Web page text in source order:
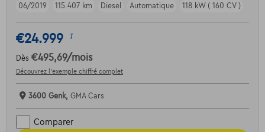
06/2019
115.407 km Diesel Automatique 118 kW ( 160 CV )
€24.999 1
Dès €495,69/mois
Découvrez l’exemple chiffré complet
3600 Genk, GMA Cars
Comparer